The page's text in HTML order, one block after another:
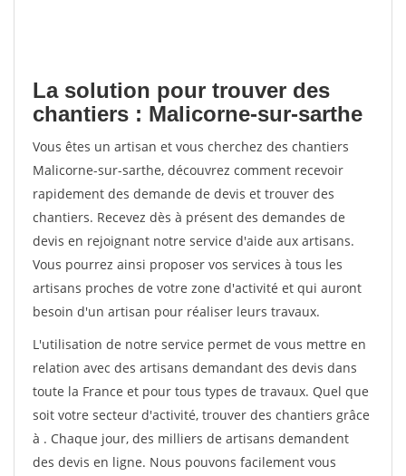
La solution pour trouver des
chantiers : Malicorne-sur-sarthe
Vous êtes un artisan et vous cherchez des chantiers
Malicorne-sur-sarthe, découvrez comment recevoir
rapidement des demande de devis et trouver des
chantiers. Recevez dès à présent des demandes de
devis en rejoignant notre service d'aide aux artisans.
Vous pourrez ainsi proposer vos services à tous les
artisans proches de votre zone d'activité et qui auront
besoin d'un artisan pour réaliser leurs travaux.
L'utilisation de notre service permet de vous mettre en
relation avec des artisans demandant des devis dans
toute la France et pour tous types de travaux. Quel que
soit votre secteur d'activité, trouver des chantiers grâce
à . Chaque jour, des milliers de artisans demandent
des devis en ligne. Nous pouvons facilement vous